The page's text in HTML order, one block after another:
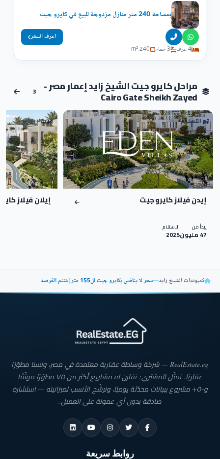
بمساحة 240 متر منازل مزدوجة للبيع في كايرو جيت
4 غرف 3 حمام 240 m²
اعرف السعر
مراحل كايرو جيت الشيخ زايد إعمار مصر -
Cairo Gate Sheikh Zayed
3
تم التسليم
01
إيدن فيلاز كايرو جيت
يبدأ من
47 مليون
الاستلام
2025
قريبًا
02
إيلان فيلاز كايرو جيت
كمبوندات الشيخ زايد—سعر لا ينافس بكايرو جيت لل155 متر إغتنم الفرصة
RealEstate.eg — شركة وساطة عقارية معتمدة في مصر، ولسنا مطوّرًا
عقاريًا. نمثّل المشتري: نقارن له مشاريع أكثر من ٧٥ مطوّرًا موثّقًا
و٥٠٠+ مشروع ببيانات محدّثة يوميًا، ونرشّح الأنسب لميزانيته — استشارة
صادقة بدون أي عمولة على العميل.
روابط سريعة